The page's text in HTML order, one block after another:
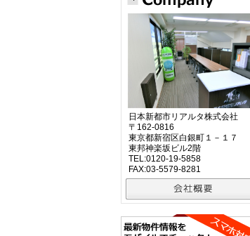
日本新都市リアルタ株式会社
〒162-0816
東京都新宿区白銀町１－１７
東邦神楽坂ビル2階
TEL:0120-19-5858
FAX:03-5579-8281